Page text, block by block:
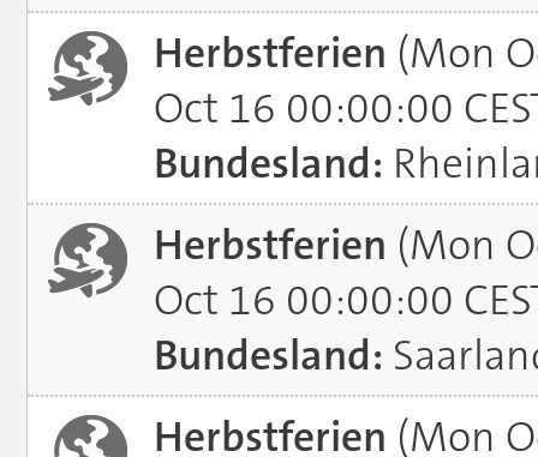
Herbstferien (Mon
Oct 16 00:00:00
Bundesland:
Herbstferien (Mon
Oct 16 00:00:00
Bundesland:
Herbstferien (Mon